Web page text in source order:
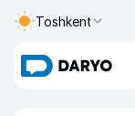
Toshkent